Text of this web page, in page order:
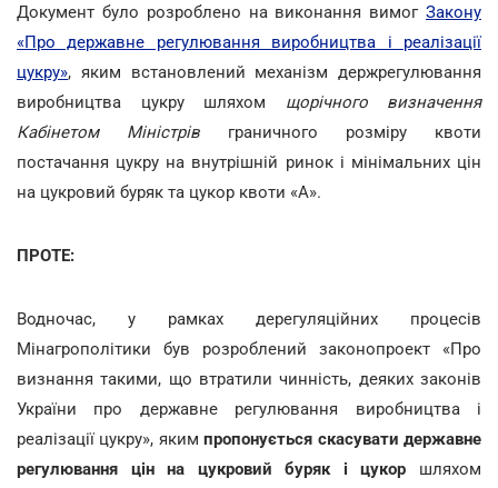
Документ було розроблено на виконання вимог Закону
«Про державне регулювання виробництва і реалізації
цукру», яким встановлений механізм держрегулювання
виробництва цукру шляхом щорічного визначення
Кабінетом Міністрів граничного розміру квоти
постачання цукру на внутрішній ринок і мінімальних цін
на цукровий буряк та цукор квоти «А».
ПРОТЕ:
Водночас, у рамках дерегуляційних процесів
Мінагрополітики був розроблений законопроект «Про
визнання такими, що втратили чинність, деяких законів
України про державне регулювання виробництва і
реалізації цукру», якимпропонується скасувати державне
регулювання цін на цукровий буряк і цукор шляхом